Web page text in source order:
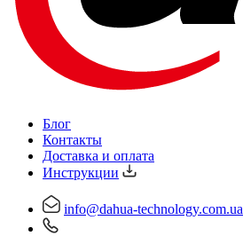
Блог
Контакты
Доставка и оплата
Инструкции
info@dahua-technology.com.ua